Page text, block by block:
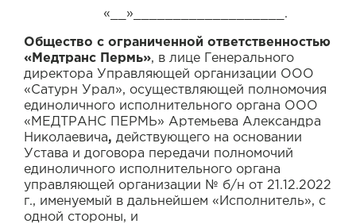
Договор
возмездного
оказания
информационных
услуг
Пользовательское
соглашение
Образец
путевого листа
«__»___________________.
Общество с ограниченной ответственностью
«Медтранс Пермь», в лице Генерального
директора Управляющей организации ООО
«Сатурн Урал», осуществляющей полномочия
единоличного исполнительного органа ООО
«МЕДТРАНС ПЕРМЬ» Артемьева Александра
Николаевича,действующего на основании
Устава и договора передачи полномочий
единоличного исполнительного органа
управляющей организации № б/н от 21.12.2022
г. , именуемый в дальнейшем «Исполнитель», с
одной стороны, и
«__»___________________.
Общество с ограниченной ответственностью
«Медтранс Пермь», в лице Генерального
директора Управляющей организации ООО
«Сатурн Урал», осуществляющей полномочия
единоличного исполнительного органа ООО
«МЕДТРАНС ПЕРМЬ» Артемьева Александра
Николаевича, действующего на основании
Устава и договора передачи полномочий
единоличного исполнительного органа
управляющей организации № б/н от 21.12.2022
г., именуемый в дальнейшем «Исполнитель», с
одной стороны, и